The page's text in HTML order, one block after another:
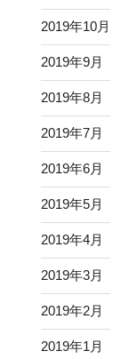
2019年10月
2019年9月
2019年8月
2019年7月
2019年6月
2019年5月
2019年4月
2019年3月
2019年2月
2019年1月